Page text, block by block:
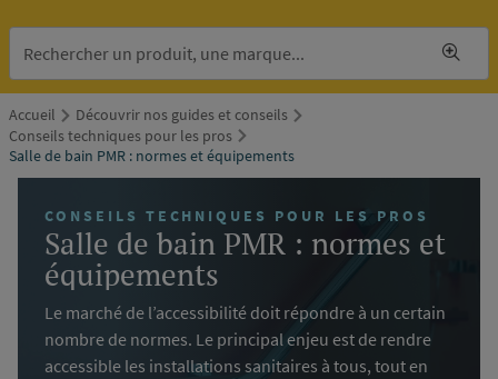
Accueil
Découvrir nos guides et conseils
Conseils techniques pour les pros
Salle de bain PMR : normes et équipements
CONSEILS TECHNIQUES POUR LES PROS
Salle de bain PMR : normes et
équipements
Le marché de l’accessibilité doit répondre à un certain
nombre de normes. Le principal enjeu est de rendre
accessible les installations sanitaires à tous, tout en